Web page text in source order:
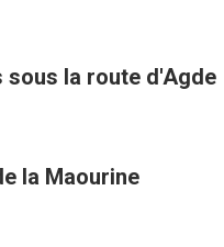
sous la route d'Agde
la Maourine